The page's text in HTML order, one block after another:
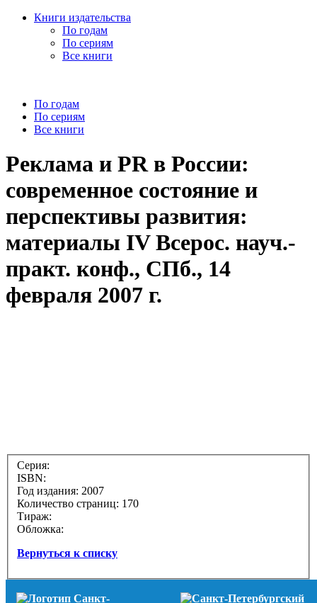
Книги издательства
По годам
По сериям
Все книги
По годам
По сериям
Все книги
Реклама и PR в России:
современное состояние и
перспективы развития:
материалы IV Всерос. науч.-
практ. конф., СПб., 14
февраля 2007 г.
Серия:
ISBN:
Год издания: 2007
Количество страниц: 170
Тираж:
Обложка:
Вернуться к списку